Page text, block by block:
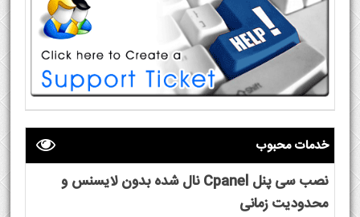
خدمات محبوب
نصب سی پنل Cpanel نال شده بدون لایسنس و
محدودیت زمانی